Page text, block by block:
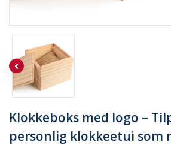
Klokkeboks med logo –
personlig klokkeetui som